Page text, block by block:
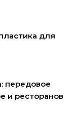
для
передовое
и ресторанов